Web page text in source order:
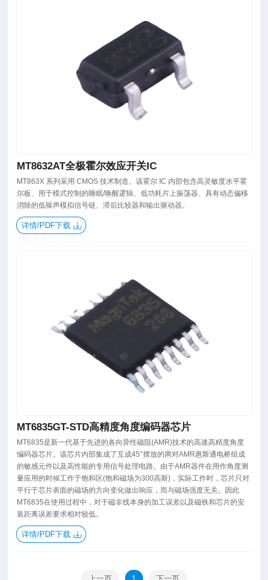
MT8632AT全极霍尔效应开关IC
MT863X 系列采用 CMOS 技术制造。该霍尔 IC 内部包含高灵敏度水平霍
尔板、用于模式控制的睡眠/唤醒逻辑、低功耗片上振荡器、具有动态偏移
消除的低噪声模拟信号链、滞后比较器和输出驱动器。
详情/PDF下载
MT6835GT-STD高精度角度编码器芯片
MT6835是新一代基于先进的各向异性磁阻(AMR)技术的高速高精度角度
编码器芯片。该芯片内部集成了互成45°摆放的两对AMR惠斯通电桥组成
的敏感元件以及高性能的专用信号处理电路。由于AMR器件在用作角度测
量应用的时候工作于饱和区(饱和磁场为300高斯)，实际工作时，芯片只对
平行于芯片表面的磁场的方向变化做出响应，而与磁场强度无关。因此
MT6835在使用过程中，对于磁非线本身的加工误差以及磁铁和芯片的安
装距离误差要求相对较低。
详情/PDF下载